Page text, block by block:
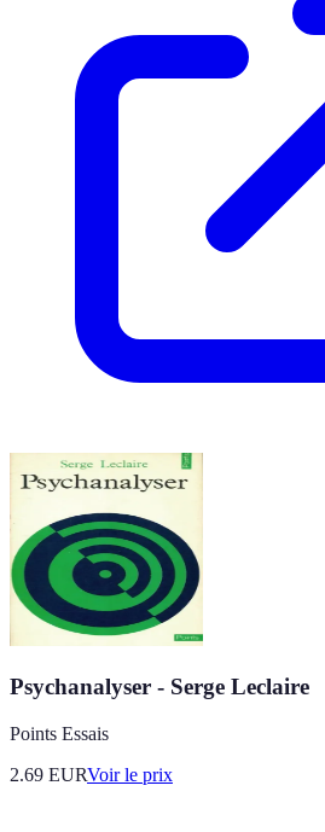
Psychanalyser - Serge Leclaire
Points Essais
2.69 EURVoir le prix